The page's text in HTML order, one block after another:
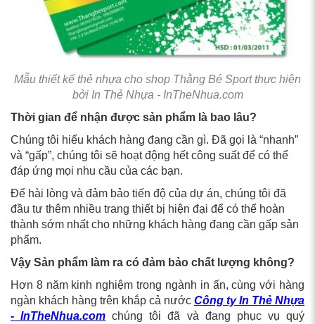
Mẫu thiết kế thẻ nhựa cho shop Thằng Bé Sport thực hiện
bởi In Thẻ Nhựa - InTheNhua.com
Thời gian để nhận được sản phẩm là bao lâu?
Chúng tôi hiểu khách hàng đang cần gì. Đã gọi là “nhanh”
và “gấp”, chúng tôi sẽ hoạt động hết công suất để có thể
đáp ứng mọi nhu cầu của các bạn.
Để hài lòng và đảm bảo tiến độ của dự án, chúng tôi đã
đầu tư thêm nhiều trang thiết bị hiện đại để có thể hoàn
thành sớm nhất cho những khách hàng đang cần gấp sản
phẩm.
Vậy Sản phẩm làm ra có đảm bảo chất lượng không?
Hơn 8 năm kinh nghiệm trong ngành in ấn, cùng với hàng
ngàn khách hàng trên khắp cả nước Công ty In Thẻ Nhựa
- InTheNhua.com chúng tôi đã và đang phục vụ quý